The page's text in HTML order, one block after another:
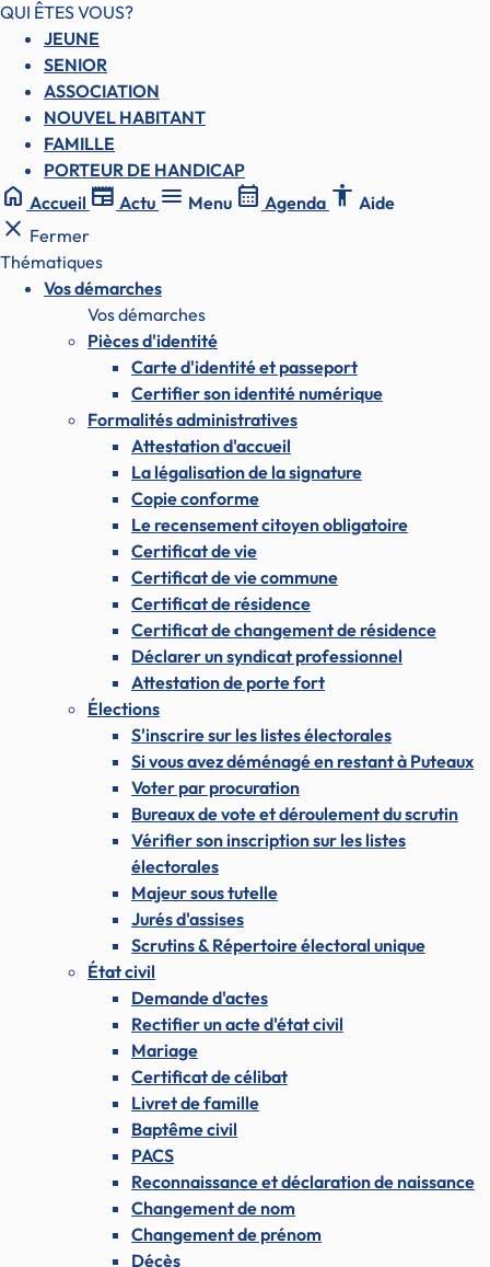
QUI ÊTES VOUS?
JEUNE
SENIOR
ASSOCIATION
NOUVEL HABITANT
FAMILLE
PORTEUR DE HANDICAP
home Accueil newspaper Actu menu Menu calendar_month Agenda accessibility Aide
close Fermer
Thématiques
Vos démarches
Vos démarches
Pièces d'identité
Carte d'identité et passeport
Certifier son identité numérique
Formalités administratives
Attestation d'accueil
La légalisation de la signature
Copie conforme
Le recensement citoyen obligatoire
Certificat de vie
Certificat de vie commune
Certificat de résidence
Certificat de changement de résidence
Déclarer un syndicat professionnel
Attestation de porte fort
Élections
S'inscrire sur les listes électorales
Si vous avez déménagé en restant à Puteaux
Voter par procuration
Bureaux de vote et déroulement du scrutin
Vérifier son inscription sur les listes
électorales
Majeur sous tutelle
Jurés d'assises
Scrutins & Répertoire électoral unique
État civil
Demande d'actes
Rectifier un acte d'état civil
Mariage
Certificat de célibat
Livret de famille
Baptême civil
PACS
Reconnaissance et déclaration de naissance
Changement de nom
Changement de prénom
Décès